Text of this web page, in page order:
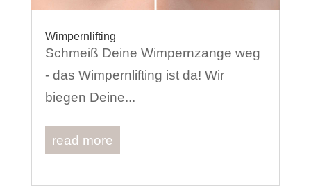
Wimpernlifting
Schmeiß Deine Wimpernzange weg
- das Wimpernlifting ist da! Wir
biegen Deine...
read more